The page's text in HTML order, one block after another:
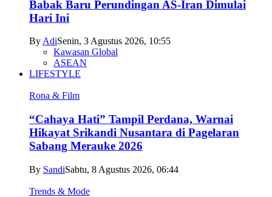
Babak Baru Perundingan AS-Iran Dimulai
Hari Ini
ByAdiSenin, 3 Agustus 2026, 10:55
Kawasan Global
ASEAN
LIFESTYLE
Rona & Film
“Cahaya Hati” Tampil Perdana, Warnai
Hikayat Srikandi Nusantara di Pagelaran
Sabang Merauke 2026
By SandiSabtu, 8 Agustus 2026, 06:44
Trends & Mode